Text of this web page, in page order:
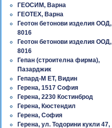
ГЕОСИМ, Варна
ГЕОТЕХ, Варна
Геотон бетонови изделия ООД,
8016
Геотон бетонови изделия ООД,
8016
Гепан (строителна фирма),
Пазарджик
Гепард-М ЕТ, Видин
Герена, 1517 София
Герена, 2230 Костинброд
Герена, Кюстендил
Герена, София
Герена, ул. Тодорини кукли 47,